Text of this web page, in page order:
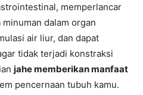
memperlancar
dalam organ
air liur, dan dapat
tidak terjadi konstraksi
jahe memberikan manfaat
pencernaan tubuh kamu.